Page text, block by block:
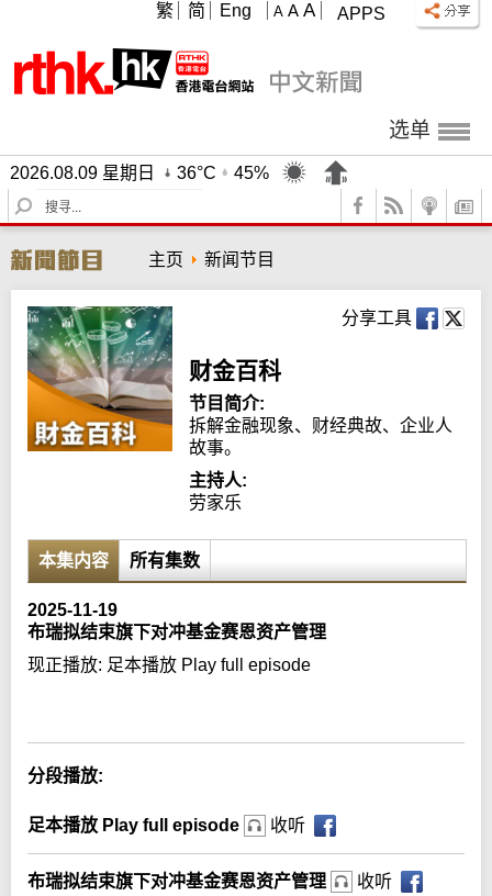
APPS
A A A
繁 简 Eng
选单
2026.08.09 星期日 36°C
45%
S
e
r
c
h
主页 新闻节目
分享工具
财金百科
节目简介:
拆解金融现象、财经典故、企业人
故事。
主持人:
劳家乐
本集内容 所有集数
2025-11-19
布瑞拟结束旗下对冲基金赛恩资产管理
现正播放: 足本播放 Play full episode
分段播放:
足本播放 Play full episode 收听
布瑞拟结束旗下对冲基金赛恩资产管理
收听